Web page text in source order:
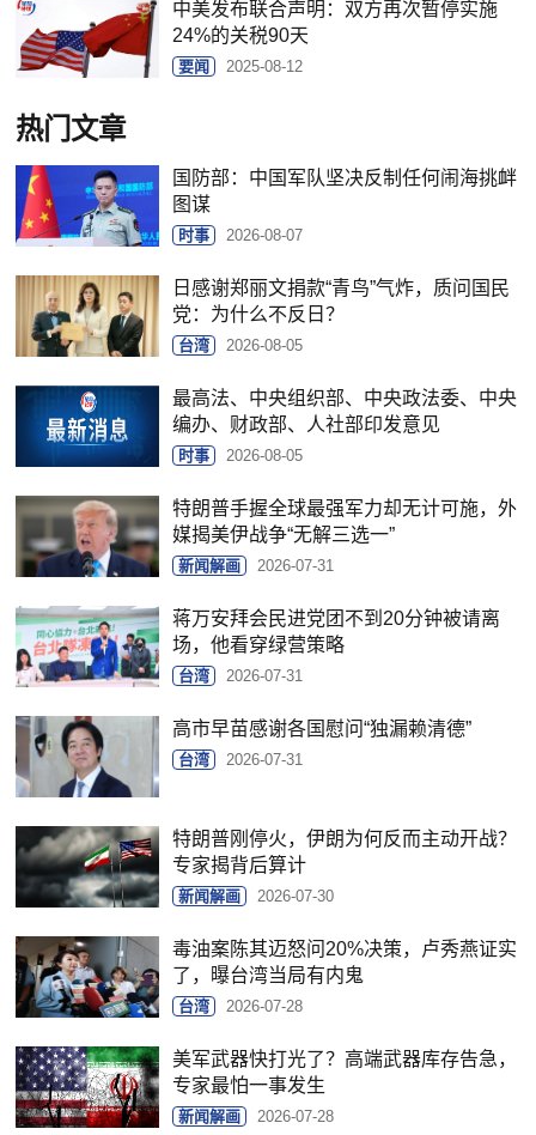
中美发布联合声明：双方再次暂停实施
24%的关税90天
要闻 2025-08-12
热门文章
国防部：中国军队坚决反制任何闹海挑衅
图谋
时事 2026-08-07
日感谢郑丽文捐款“青鸟”气炸，质问国民
党：为什么不反日？
台湾 2026-08-05
最高法、中央组织部、中央政法委、中央
编办、财政部、人社部印发意见
时事 2026-08-05
特朗普手握全球最强军力却无计可施，外
媒揭美伊战争“无解三选一”
新闻解画 2026-07-31
蒋万安拜会民进党团不到20分钟被请离
场，他看穿绿营策略
台湾 2026-07-31
高市早苗感谢各国慰问“独漏赖清德”
台湾 2026-07-31
特朗普刚停火，伊朗为何反而主动开战？
专家揭背后算计
新闻解画 2026-07-30
毒油案陈其迈怒问20%决策，卢秀燕证实
了，曝台湾当局有内鬼
台湾 2026-07-28
美军武器快打光了？高端武器库存告急，
专家最怕一事发生
新闻解画 2026-07-28